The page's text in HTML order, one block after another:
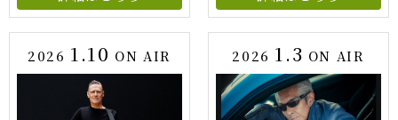
2026 1.10 ON AIR 2026 1.3 ON AIR